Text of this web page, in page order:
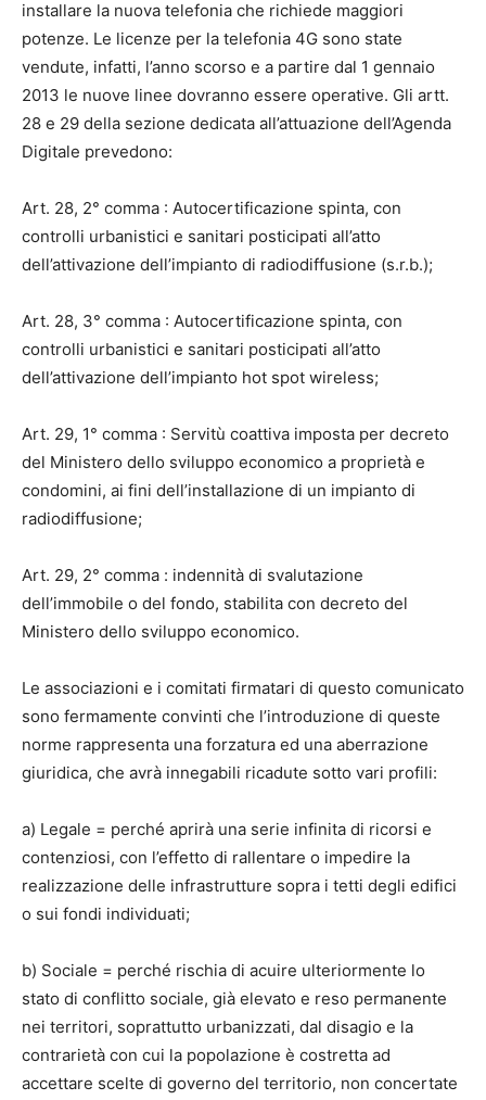
installare la nuova telefonia che richiede maggiori
potenze. Le licenze per la telefonia 4G sono state
vendute, infatti, l’anno scorso e a partire dal 1 gennaio
2013 le nuove linee dovranno essere operative. Gli artt.
28 e 29 della sezione dedicata all’attuazione dell’Agenda
Digitale prevedono:
Art. 28, 2° comma : Autocertificazione spinta, con
controlli urbanistici e sanitari posticipati all’atto
dell’attivazione dell’impianto di radiodiffusione (s.r.b.);
Art. 28, 3° comma : Autocertificazione spinta, con
controlli urbanistici e sanitari posticipati all’atto
dell’attivazione dell’impianto hot spot wireless;
Art. 29, 1° comma : Servitù coattiva imposta per decreto
del Ministero dello sviluppo economico a proprietà e
condomini, ai fini dell’installazione di un impianto di
radiodiffusione;
Art. 29, 2° comma : indennità di svalutazione
dell’immobile o del fondo, stabilita con decreto del
Ministero dello sviluppo economico.
Le associazioni e i comitati firmatari di questo comunicato
sono fermamente convinti che l’introduzione di queste
norme rappresenta una forzatura ed una aberrazione
giuridica, che avrà innegabili ricadute sotto vari profili:
a) Legale = perché aprirà una serie infinita di ricorsi e
contenziosi, con l’effetto di rallentare o impedire la
realizzazione delle infrastrutture sopra i tetti degli edifici
o sui fondi individuati;
b) Sociale = perché rischia di acuire ulteriormente lo
stato di conflitto sociale, già elevato e reso permanente
nei territori, soprattutto urbanizzati, dal disagio e la
contrarietà con cui la popolazione è costretta ad
accettare scelte di governo del territorio, non concertate